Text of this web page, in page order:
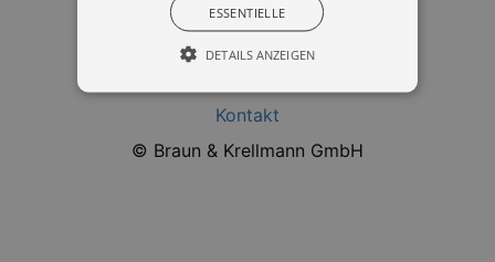
Datenschutz
Kontakt
© Braun & Krellmann GmbH
ESSENTIELLE
DETAILS ANZEIGEN